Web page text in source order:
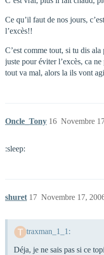
Ce qu’il faut de nos jours,
l’excès!!
C’est comme tout, si tu dis
juste pour éviter l’excès, ca
tout va mal, alors la ils vont
Oncle_Tony Novembre
16
:sleep:
shuret Novembre 17,
17
traxman_1_1:
Déja, je ne sais pas si ce